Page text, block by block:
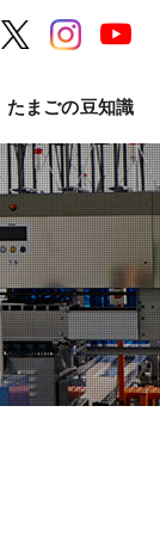
ルのあゆみ
種鶏孵卵
たまごの豆知識
事例ハンドブック
メッセージ